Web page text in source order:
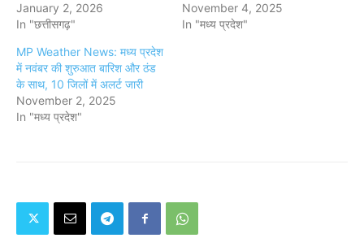
January 2, 2026
In "छत्तीसगढ़"
November 4, 2025
In "मध्य प्रदेश"
MP Weather News: मध्य प्रदेश
में नवंबर की शुरुआत बारिश और ठंड
के साथ, 10 जिलों में अलर्ट जारी
November 2, 2025
In "मध्य प्रदेश"